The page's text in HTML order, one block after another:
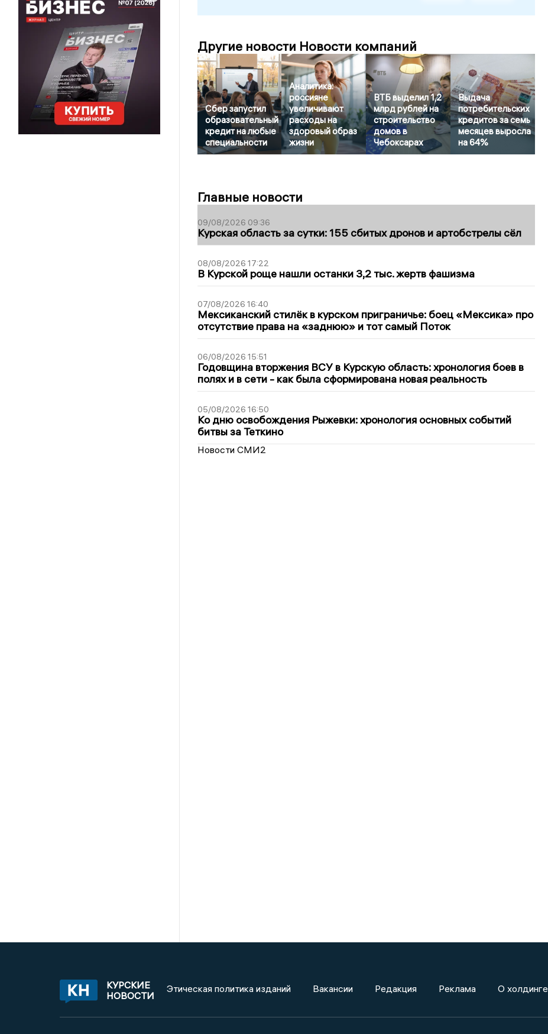
Другие новости Новости компаний
Сбер запустил
образовательный
кредит на любые
специальности
Аналитика:
россияне
увеличивают
расходы на
здоровый образ
жизни
ВТБ выделил 1,2
млрд рублей на
строительство
домов в
Чебоксарах
Выдача
потребительских
кредитов за семь
месяцев выросла
на 64%
Главные новости
09/08/2026 09:36
Курская область за сутки: 155 сбитых дронов и артобстрелы сёл
08/08/2026 17:22
В Курской роще нашли останки 3,2 тыс. жертв фашизма
07/08/2026 16:40
Мексиканский стилёк в курском приграничье: боец «Мексика» про
отсутствие права на «заднюю» и тот самый Поток
06/08/2026 15:51
Годовщина вторжения ВСУ в Курскую область: хронология боев в
полях и в сети - как была сформирована новая реальность
05/08/2026 16:50
Ко дню освобождения Рыжевки: хронология основных событий
битвы за Теткино
Новости СМИ2
КУРСКИЕ
НОВОСТИ
Этическая политика изданий Вакансии Редакция Реклама О холдинге